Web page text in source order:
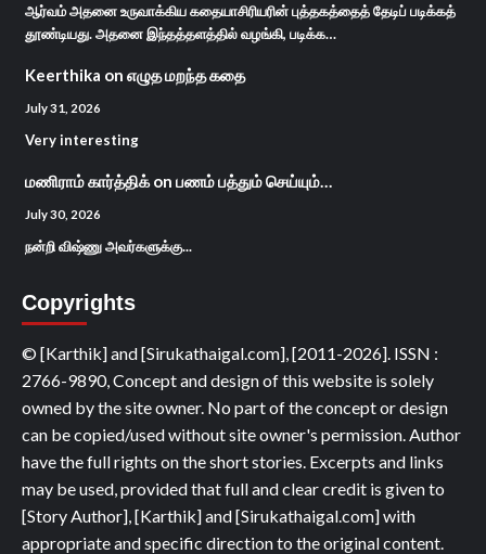
ஆர்வம் அதனை உருவாக்கிய கதையாசிரியரின் புத்தகத்தைத் தேடிப் படிக்கத்
தூண்டியது. அதனை இந்தத்தளத்தில் வழங்கி, படிக்க…
Keerthika on எழுத மறந்த கதை
July 31, 2026
Very interesting
மணிராம் கார்த்திக்on பணம் பத்தும் செய்யும்…
July 30, 2026
நன்றி விஷ்ணு அவர்களுக்கு...
Copyrights
© [Karthik] and [Sirukathaigal.com], [2011-2026]. ISSN :
2766-9890, Concept and design of this website is solely
owned by the site owner. No part of the concept or design
can be copied/used without site owner's permission. Author
have the full rights on the short stories. Excerpts and links
may be used, provided that full and clear credit is given to
[Story Author], [Karthik] and [Sirukathaigal.com] with
appropriate and specific direction to the original content.